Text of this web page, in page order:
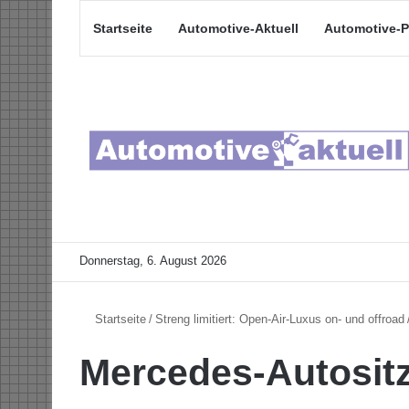
Startseite Automotive-Aktuell Automotive-
Donnerstag, 6. August 2026
Startseite / Streng limitiert: Open-Air-Luxus on- und offroad
Mercedes-